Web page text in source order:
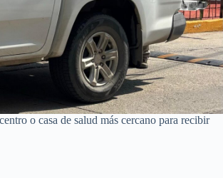
o casa de salud más cercano para recibir